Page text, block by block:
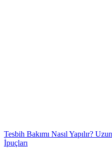
Tesbih Bakımı Nasıl Yapılır?
İpuçları